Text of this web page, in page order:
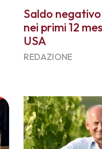
Saldo negativo
nei primi 12
USA
REDAZIONE